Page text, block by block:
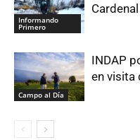
Informando
Primero
Campo al Día
INDAP
en visita